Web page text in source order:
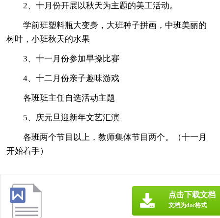
2、十月份开展以秋天为主题的美工活动。
学前班塑料瓶大变身，大班种子拼画，中班美丽的
树叶，小班秋天的水果
3、十一月份参加早操比赛
4、十二月份亲子趣味游戏
各班班主任自选活动主题
5、庆元旦迎新年文艺汇演
各班两个节目以上，教师集体节目两个。（十一月
开始着手）
点击下载文档
文档为doc格式